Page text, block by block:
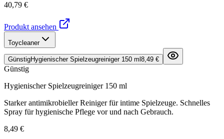
40,79 €
Produkt ansehen
Toycleaner
GünstigHygienischer Spielzeugreiniger 150 ml 8,49 €
Günstig
Hygienischer Spielzeugreiniger 150 ml
Starker antimikrobieller Reiniger für intime Spielzeuge. Schnelles
Spray für hygienische Pflege vor und nach Gebrauch.
8,49 €